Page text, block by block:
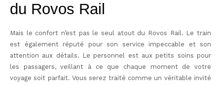
du Rovos Rail
Mais le confort n’est pas le seul atout du Rovos Rail. Le train
est également réputé pour son service impeccable et son
attention aux détails. Le personnel est aux petits soins pour
les passagers, veillant à ce que chaque moment de votre
voyage soit parfait. Vous serez traité comme un véritable invité